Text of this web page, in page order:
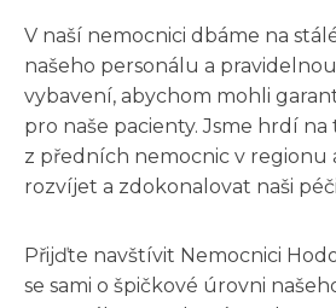
V naší nemocnici dbáme na
našeho personálu a
vybavení, abychom mohli
pro naše pacienty. Jsme hrdí na
z předních nemocnic v regionu
rozvíjet a zdokonalovat naši
Přijďte navštívit Nemocnici
se sami o špičkové úrovni